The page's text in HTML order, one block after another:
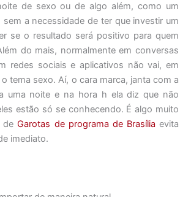
de sexo ou de algo além, como um
sem a necessidade de ter que investir um
se o resultado será positivo para quem
do mais, normalmente em conversas
redes sociais e aplicativos não vai, em
tema sexo. Aí, o cara marca, janta com a
uma noite e na hora h ela diz que não
estão só se conhecendo. É algo muito
deGarotas de programa de Brasília evita
imediato.